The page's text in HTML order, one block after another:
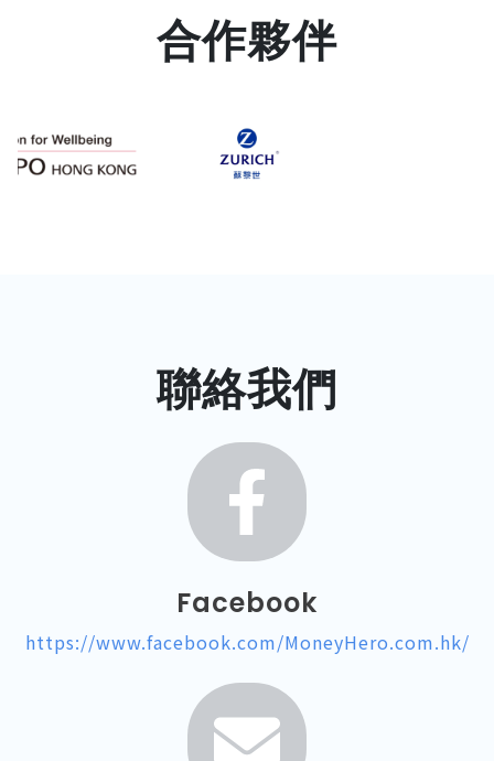
合作夥伴
聯絡我們
Facebook
https://www.facebook.com/MoneyHero.com.hk/